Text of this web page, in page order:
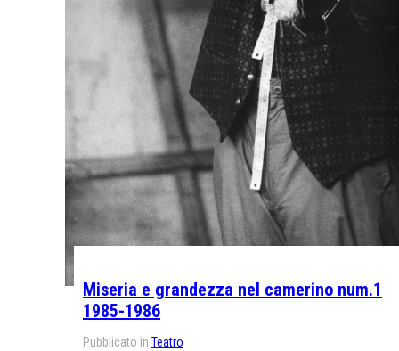
Miseria e grandezza nel camerino num.1
1985-1986
Pubblicato in Teatro